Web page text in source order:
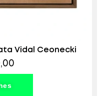
Vidal Ceonecki